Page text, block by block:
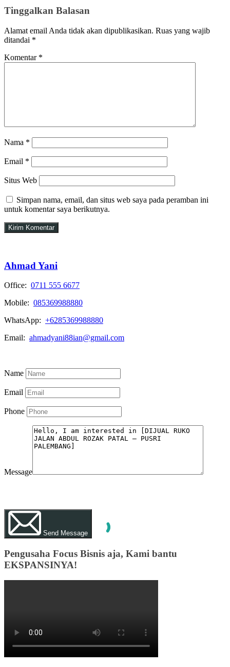
Tinggalkan Balasan
Alamat email Anda tidak akan dipublikasikan. Ruas yang wajib
ditandai *
Komentar *
Nama *
Email *
Situs Web
Simpan nama, email, dan situs web saya pada peramban ini
untuk komentar saya berikutnya.
Ahmad Yani
Office: 0711 555 6677
Mobile: 085369988880
WhatsApp: +6285369988880
Email: ahmadyani88ian@gmail.com
Name
Email
Phone
Message
Send Message
Pengusaha Focus Bisnis aja, Kami bantu
EKSPANSINYA!